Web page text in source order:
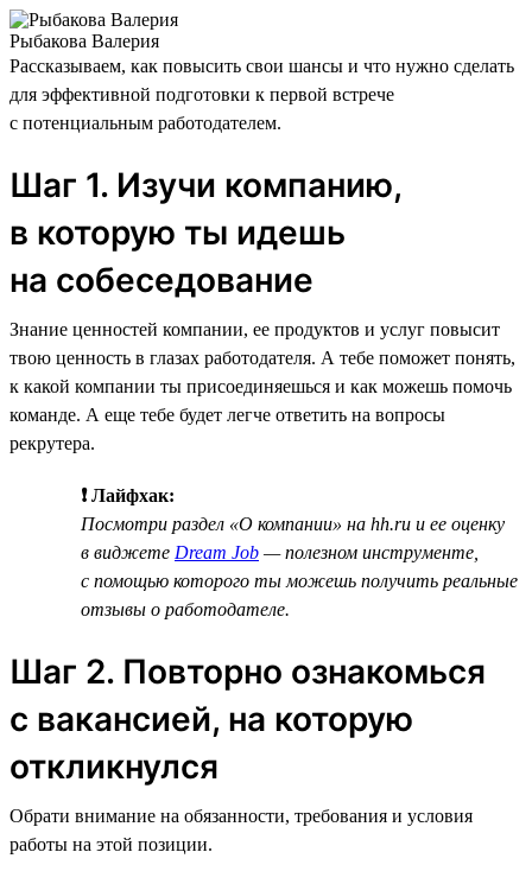
Рыбакова Валерия
Рассказываем, как повысить свои шансы и что нужно сделать
для эффективной подготовки к первой встрече
с потенциальным работодателем.
Шаг 1. Изучи компанию,
в которую ты идешь
на собеседование
Знание ценностей компании, ее продуктов и услуг повысит
твою ценность в глазах работодателя. А тебе поможет понять,
к какой компании ты присоединяешься и как можешь помочь
команде. А еще тебе будет легче ответить на вопросы
рекрутера.
❗ Лайфхак:
Посмотри раздел «О компании» на hh.ru и ее оценку
в виджете Dream Job — полезном инструменте,
с помощью которого ты можешь получить реальные
отзывы о работодателе.
Шаг 2. Повторно ознакомься
с вакансией, на которую
откликнулся
Обрати внимание на обязанности, требования и условия
работы на этой позиции.